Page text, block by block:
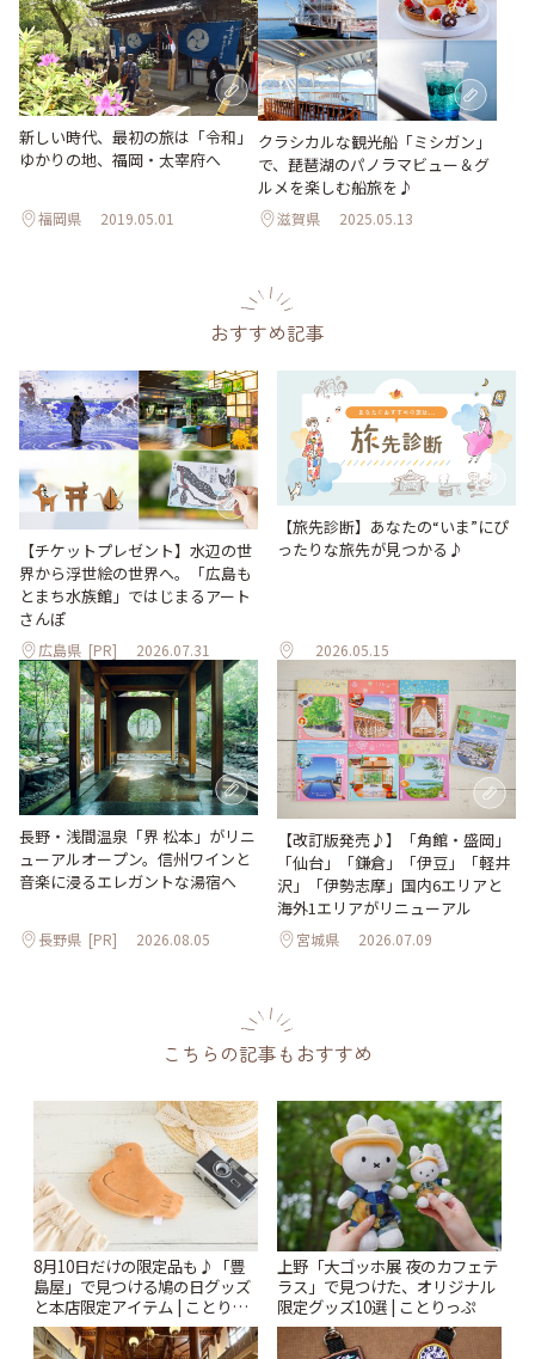
新しい時代、最初の旅は「令和」
ゆかりの地、福岡・太宰府へ
福岡県 2019.05.01
クラシカルな観光船「ミシガン」
で、琵琶湖のパノラマビュー＆グ
ルメを楽しむ船旅を♪
滋賀県 2025.05.13
おすすめ記事
【チケットプレゼント】水辺の世
界から浮世絵の世界へ。「広島も
とまち水族館」ではじまるアート
さんぽ
広島県 [PR] 2026.07.31
【旅先診断】あなたの“いま”にぴ
ったりな旅先が見つかる♪
2026.05.15
長野・浅間温泉「界 松本」がリニ
ューアルオープン。信州ワインと
音楽に浸るエレガントな湯宿へ
長野県 [PR] 2026.08.05
【改訂版発売♪】「角館・盛岡」
「仙台」「鎌倉」「伊豆」「軽井
沢」「伊勢志摩」国内6エリアと
海外1エリアがリニューアル
宮城県 2026.07.09
こちらの記事もおすすめ
8月10日だけの限定品も♪「豊
島屋」で見つける鳩の日グッズ
と本店限定アイテム | ことりっ
ぷ
上野「大ゴッホ展 夜のカフェテ
ラス」で見つけた、オリジナル
限定グッズ10選 | ことりっぷ